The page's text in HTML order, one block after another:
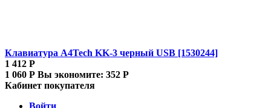
Клавиатура A4Tech KK-3 черный USB [1530244]
1 412 Р
1 060 Р Вы экономите: 352 Р
Кабинет покупателя
Войти